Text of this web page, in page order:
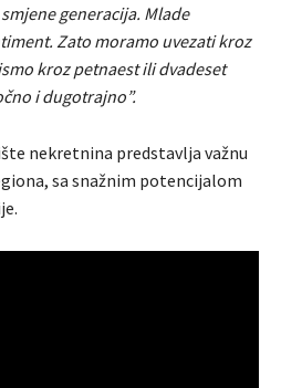
generacija. Mlade
Zato moramo uvezati kroz
kroz petnaest ili dvadeset
i dugotrajno”.
nekretnina predstavlja važnu
sa snažnim potencijalom